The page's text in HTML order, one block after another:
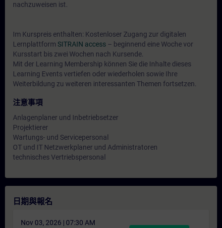
nachzuweisen ist.
Im Kurspreis enthalten: Kostenloser Zugang zur digitalen
Lernplattform SITRAIN access – beginnend eine Woche vor
Kursstart bis zwei Wochen nach Kursende.
Mit der Learning Membership können Sie die Inhalte dieses
Learning Events vertiefen oder wiederholen sowie Ihre
Weiterbildung zu weiteren interessanten Themen fortsetzen.
注意事項
Anlagenplaner und Inbetriebsetzer
Projektierer
Wartungs- und Servicepersonal
OT und IT Netzwerkplaner und Administratoren
technisches Vertriebspersonal
日期與報名
Nov 03, 2026 | 07:30 AM